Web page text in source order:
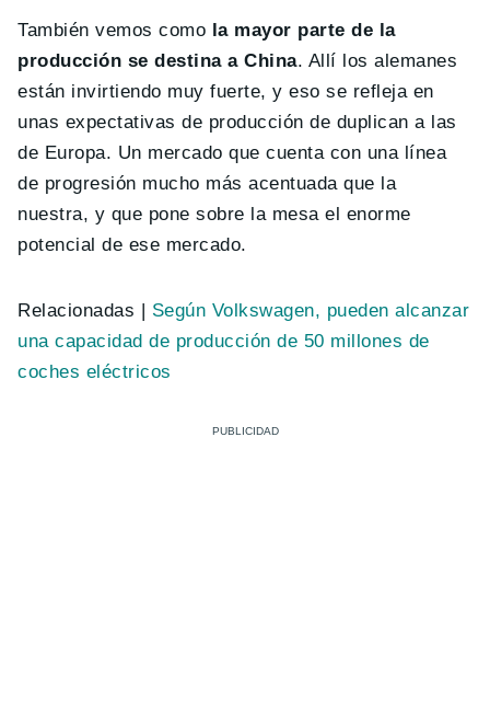
También vemos como la mayor parte de la
producción se destina a China. Allí los alemanes
están invirtiendo muy fuerte, y eso se refleja en
unas expectativas de producción de duplican a las
de Europa. Un mercado que cuenta con una línea
de progresión mucho más acentuada que la
nuestra, y que pone sobre la mesa el enorme
potencial de ese mercado.
Relacionadas | Según Volkswagen, pueden alcanzar
una capacidad de producción de 50 millones de
coches eléctricos